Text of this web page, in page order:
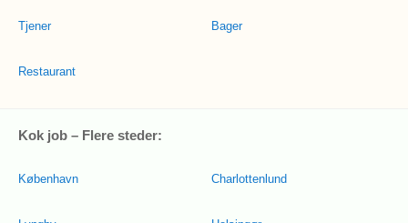
Tjener
Restaurant
Bager
Kok job – Flere steder:
København Charlottenlund